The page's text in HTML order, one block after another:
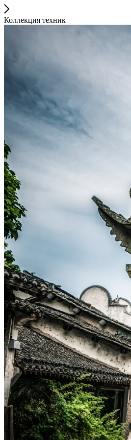
Коллекция техник